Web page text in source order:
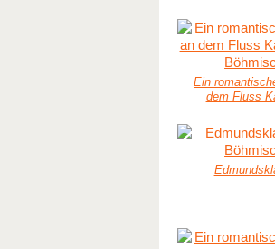
Ein
dem Fluss